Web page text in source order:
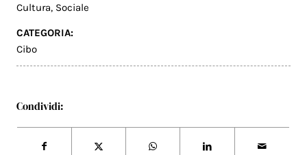
Cultura, Sociale
CATEGORIA:
Cibo
Condividi: